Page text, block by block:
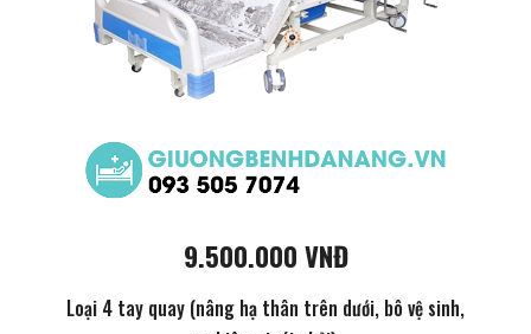
9.500.000 VNĐ
Loại 4 tay quay (nâng hạ thân trên dưới, bô vệ sinh,